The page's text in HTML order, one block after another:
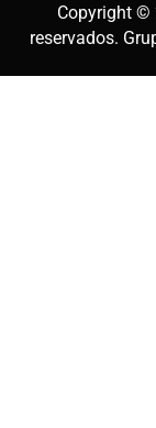
Copyright ©
reservados.